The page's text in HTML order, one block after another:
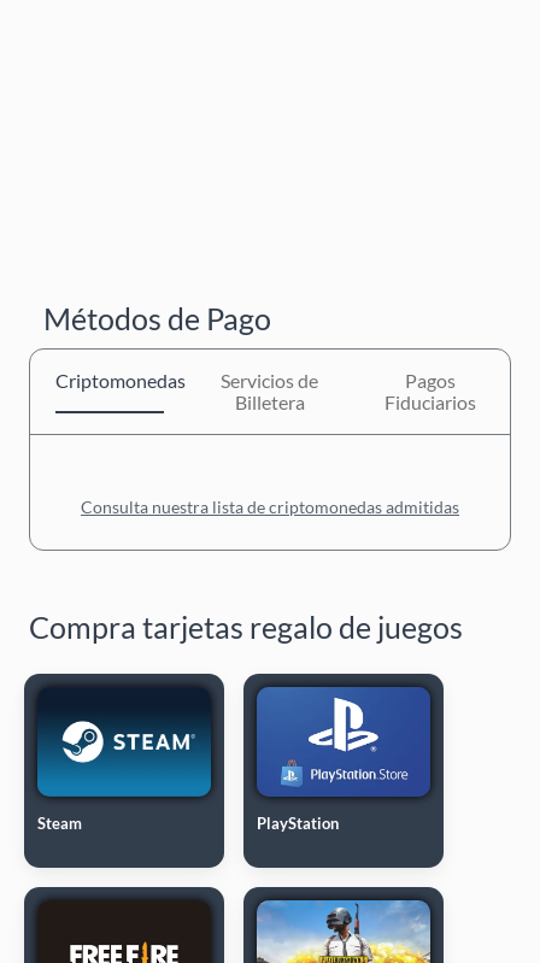
Métodos de Pago
Criptomonedas
Servicios de
Billetera
Pagos
Fiduciarios
Consulta nuestra lista de criptomonedas admitidas
Compra tarjetas regalo de juegos
Steam PlayStation